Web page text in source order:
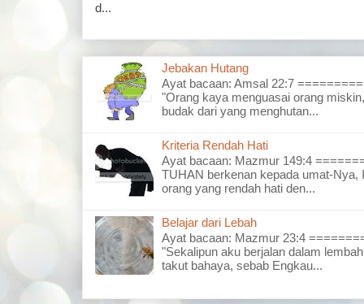
d...
Jebakan Hutang
Ayat bacaan: Amsal 22:7
"Orang kaya menguasai orang
budak dari yang menghutan...
Kriteria Rendah Hati
Ayat bacaan: Mazmur 149:4
TUHAN berkenan kepada umat-Nya,
orang yang rendah hati den...
Belajar dari Lebah
Ayat bacaan: Mazmur 23:4
"Sekalipun aku berjalan dalam
takut bahaya, sebab Engkau...